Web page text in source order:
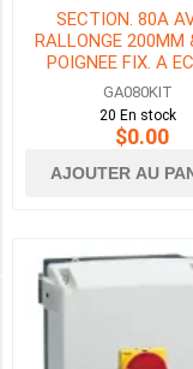
SECTION. 80A
RALLONGE 200MM
POIGNEE FIX. A
NEMA 4X
GA080KIT
20 En stock
$0.00
AJOUTER AU
3HP
(1)
(1)
HP MAX DU